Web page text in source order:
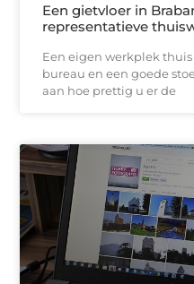
Een gietvloer in
representatieve
Een eigen werkplek
bureau en een goede
aan hoe prettig u er de